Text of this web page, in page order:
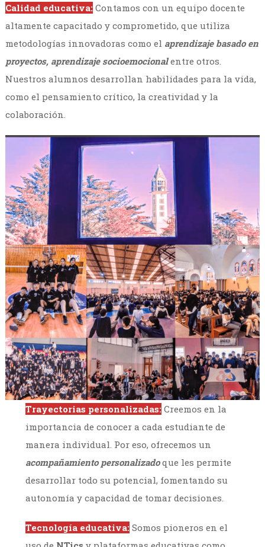
Calidad educativa:Contamos con un equipo docente
altamente capacitado y comprometido, que utiliza
metodologías innovadoras como el aprendizaje basado en
proyectos, aprendizaje socioemocionalentre otros.
Nuestros alumnos desarrollan habilidades para la vida,
como el pensamiento crítico, la creatividad y la
colaboración.
Trayectorias personalizadas: Creemos en la
importancia de conocer a cada estudiante de
manera individual. Por eso, ofrecemos un
acompañamiento personalizadoque les permite
desarrollar todo su potencial, fomentando su
autonomía y capacidad de tomar decisiones.
Tecnología educativa: Somos pioneros en el